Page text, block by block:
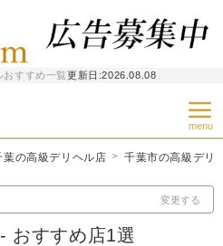
更新日:2026.08.08
すすめ一覧
menu
葉の高級デリヘル店 千葉市の高級デリ
変更する
おすすめ店1選